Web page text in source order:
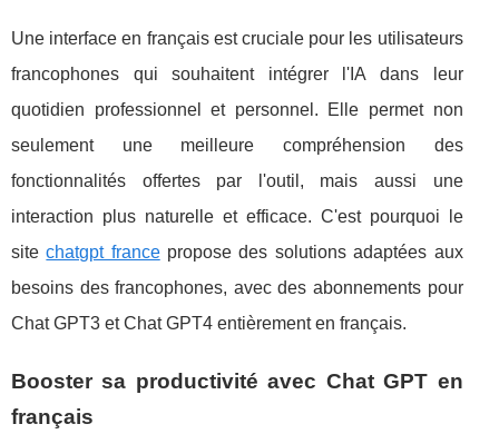
Une interface en français est cruciale pour les utilisateurs
francophones qui souhaitent intégrer l'IA dans leur
quotidien professionnel et personnel. Elle permet non
seulement une meilleure compréhension des
fonctionnalités offertes par l'outil, mais aussi une
interaction plus naturelle et efficace. C'est pourquoi le
sitechatgpt francepropose des solutions adaptées aux
besoins des francophones, avec des abonnements pour
Chat GPT3 et Chat GPT4 entièrement en français.
Booster sa productivité avec Chat GPT en
français